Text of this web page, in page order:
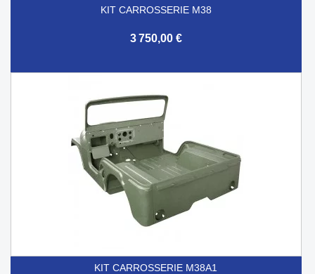
KIT CARROSSERIE M38
3 750,00 €
KIT CARROSSERIE M38A1